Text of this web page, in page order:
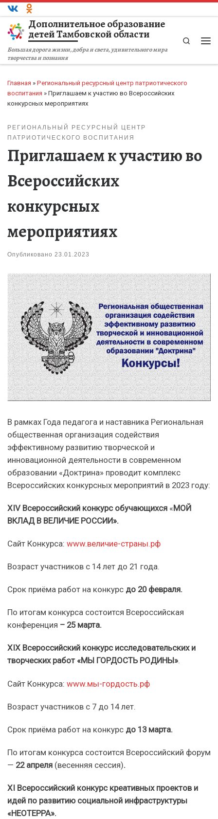
Перейти к содержимому
Дополнительное образование
детей Тамбовской области
Большая дорога жизни, добра и света, удивительного мира
творчества и познания
Search
Главная » Региональный ресурсный центр патриотического
воспитания » Приглашаем к участию во Всероссийских
конкурсных мероприятиях
РЕГИОНАЛЬНЫЙ РЕСУРСНЫЙ ЦЕНТР
ПАТРИОТИЧЕСКОГО ВОСПИТАНИЯ
Приглашаем к участию во
Всероссийских
конкурсных
мероприятиях
Опубликовано 23.01.2023
В рамках Года педагога и наставника Региональная
общественная организация содействия
эффективному развитию творческой и
инновационной деятельности в современном
образовании «Доктрина» проводит комплекс
Всероссийских конкурсных мероприятий в 2023 году:
XIV Всероссийский конкурс обучающихся «МОЙ
ВКЛАД В ВЕЛИЧИЕ РОССИИ».
Сайт Конкурса: www.величие-страны.рф
Возраст участников с 14 лет до 21 года.
Срок приёма работ на конкурс до 20 февраля.
По итогам конкурса состоится Всероссийская
конференция – 25 марта.
XIX Всероссийский конкурс исследовательских и
творческих работ «МЫ ГОРДОСТЬ РОДИНЫ».
Сайт Конкурса: www.мы-гордость.рф
Возраст участников с 7 до 14 лет.
Срок приёма работ на конкурс до 13 марта.
По итогам конкурса состоится Всероссийский форум
— 22 апреля (весенняя сессия).
XI Всероссийский конкурс креативных проектов и
идей по развитию социальной инфраструктуры
«НЕОТЕРРА».